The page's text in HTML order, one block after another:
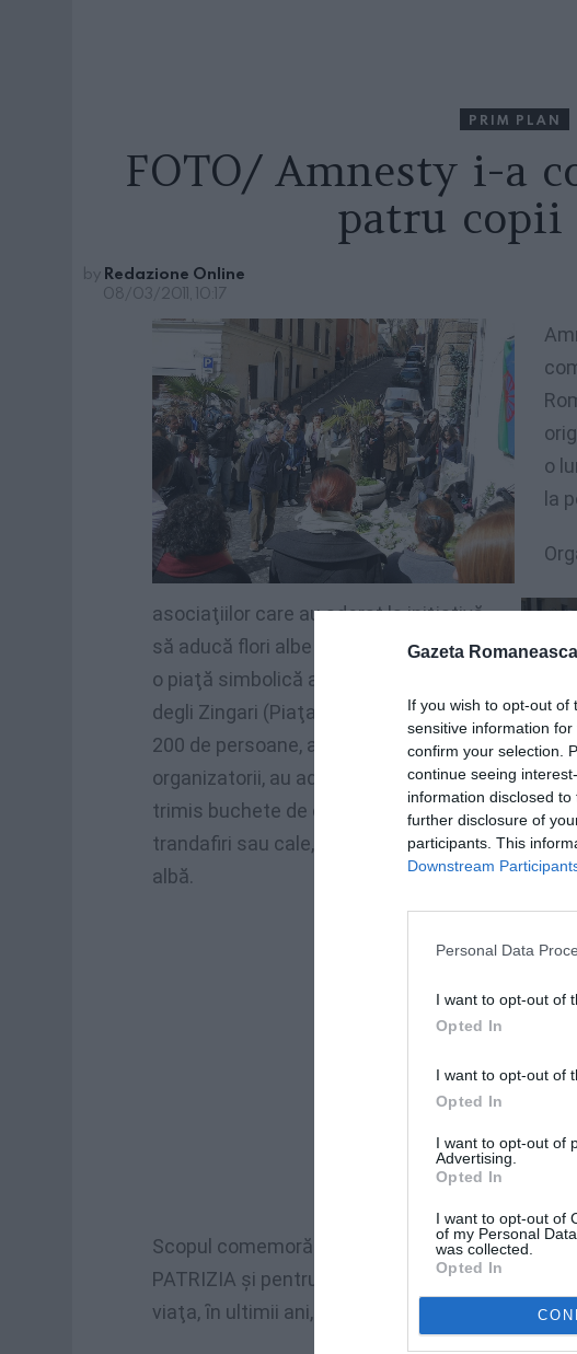
Gazeta
If you wish to opt-out of
sensitive information
confirm your selection.
continue seeing
information disclosed
further disclosure of
participants. This
Downstream
Personal Data
I want to opt-out of
Opted In
I want to opt-out of
Opted In
I want to opt-out of
Advertising.
Opted In
I want to opt-out of
of my Personal
was collected.
Opted In
PRIM PLAN
FOTO/ Amnesty i-a
patru
by Redazione Online
08/03/2011, 10:17
o
la
asociaţiilor care au aderat la iniţiativă
să aducă flori albe şi să le depună ȋntr-
o piaţă simbolică a capitalei, Piazza
degli Zingari (Piaţa Tiganilor). Peste
200 de persoane, au spus
organizatorii, au adus personal sau au
trimis buchete de crizanteme,
trandafiri sau cale, toate de culoarea
albă.
Scopul comemorării a fost acela de “a nu-i uita
PATRIZIA şi pentru a atrage atenţia asupra
viaţa, ȋn ultimii ani, ȋn taberele ȋn care au fost